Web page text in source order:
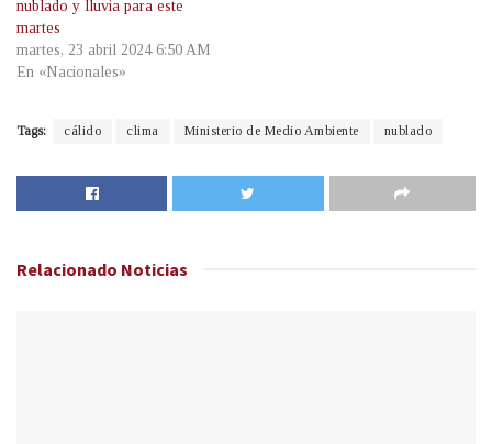
nublado y lluvia para este
martes
martes, 23 abril 2024 6:50 AM
En «Nacionales»
Tags: cálido clima Ministerio de Medio Ambiente nublado
Relacionado Noticias